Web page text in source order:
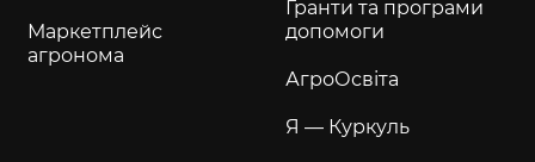
Маркетплейс
агронома
Гранти та програми
допомоги
АгроОсвіта
Я — Куркуль